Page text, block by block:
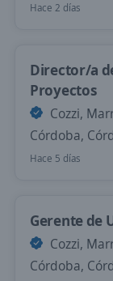
Hace 2 días
Director/a
Proyectos
Cozzi,
Córdoba,
Hace 5 días
Gerente de
Cozzi,
Córdoba,